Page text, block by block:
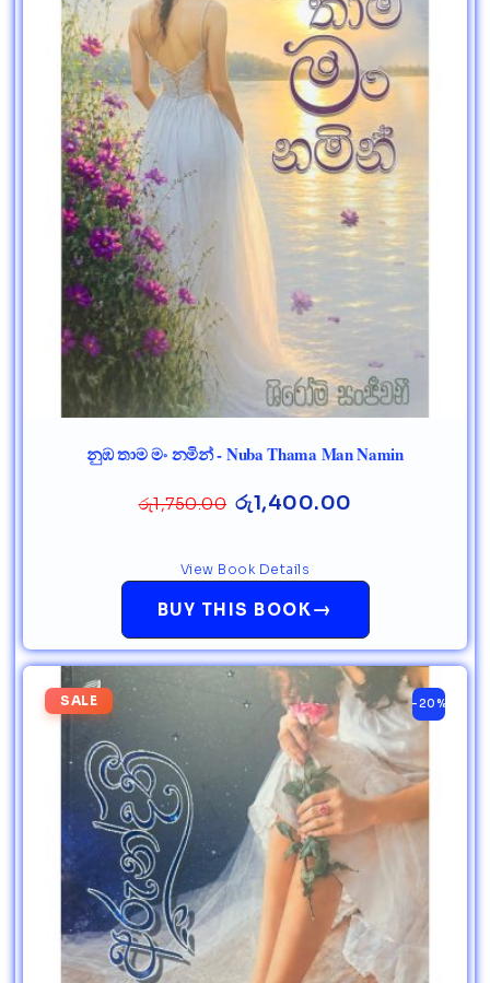
නුඹ තාම මං නමින් - Nuba Thama Man Namin
රු1,750.00 රු1,400.00
BUY THIS BOOK→
View Book Details
SALE -20%